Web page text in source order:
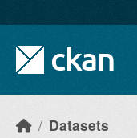
Datasets